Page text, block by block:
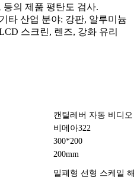
등의 제품 평탄도 검사.
타 산업 분야: 강판, 알루미늄
스크린, 렌즈, 강화 유리
캔틸레버 자동 비디
비메아322
300*200
200mm
밀폐형 선형 스케일